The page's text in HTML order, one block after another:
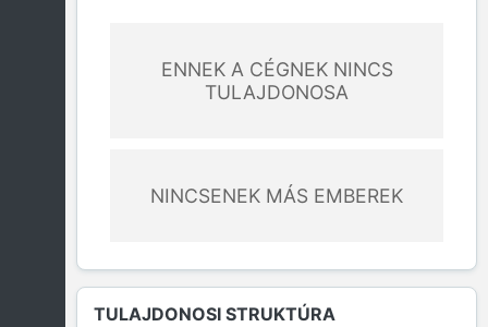
ENNEK A CÉGNEK NINCS
TULAJDONOSA
NINCSENEK MÁS EMBEREK
TULAJDONOSI STRUKTÚRA